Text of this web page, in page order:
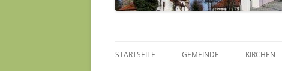
STARTSEITE GEMEINDE KIRCHEN